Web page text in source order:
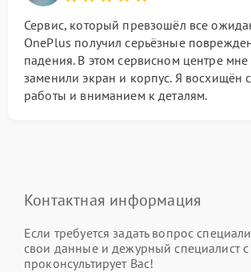
Сервис, который превзошёл все
OnePlus получил серьёзные
падения. В этом сервисном центре
заменили экран и корпус. Я восхищён
работы и вниманием к деталям.
Контактная информация
Если требуется задать вопрос
свои данные и дежурный специалист с
проконсультирует Вас!